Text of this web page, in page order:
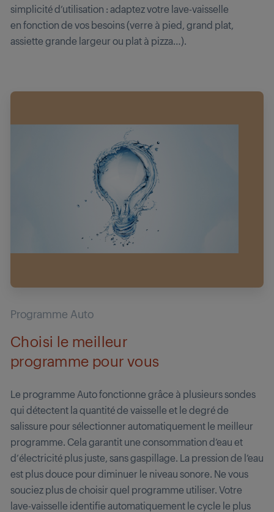
simplicité d’utilisation : adaptez votre lave-vaisselle
en fonction de vos besoins (verre à pied, grand plat,
assiette grande largeur ou plat à pizza…).
Programme Auto
Choisi le meilleur
programme pour vous
Le programme Auto fonctionne grâce à plusieurs sondes
qui détectent la quantité de vaisselle et le degré de
salissure pour sélectionner automatiquement le meilleur
programme. Cela garantit une consommation d’eau et
d’électricité plus juste, sans gaspillage. La pression de l’eau
est plus douce pour diminuer le niveau sonore. Ne vous
souciez plus de choisir quel programme utiliser. Votre
lave-vaisselle identifie automatiquement le cycle le plus